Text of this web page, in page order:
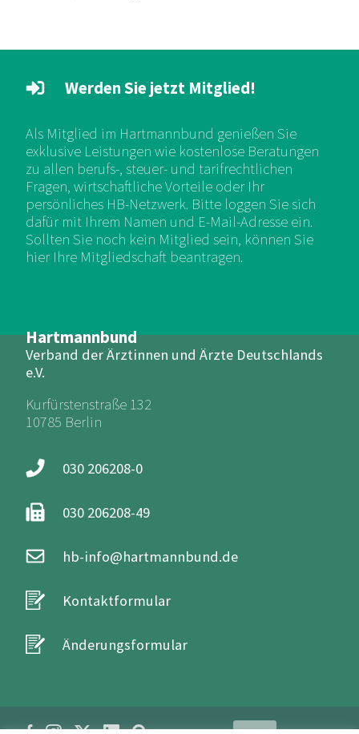
Hartmannbund
Verband der Ärztinnen und Ärzte Deutschlands
e.V.
Kurfürstenstraße 132
10785 Berlin
030 206208-0
030 206208-49
hb-info@hartmannbund.de
Kontaktformular
Änderungsformular
Werden Sie jetzt Mitglied!
Als Mitglied im Hartmannbund genießen Sie
exklusive Leistungen wie kostenlose Beratungen
zu allen berufs-, steuer- und tarifrechtlichen
Fragen, wirtschaftliche Vorteile oder Ihr
persönliches HB-Netzwerk. Bitte loggen Sie sich
dafür mit Ihrem Namen und E-Mail-Adresse ein.
Sollten Sie noch kein Mitglied sein, können Sie
hier Ihre Mitgliedschaft beantragen.